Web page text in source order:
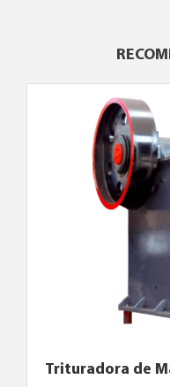
Trituradora de